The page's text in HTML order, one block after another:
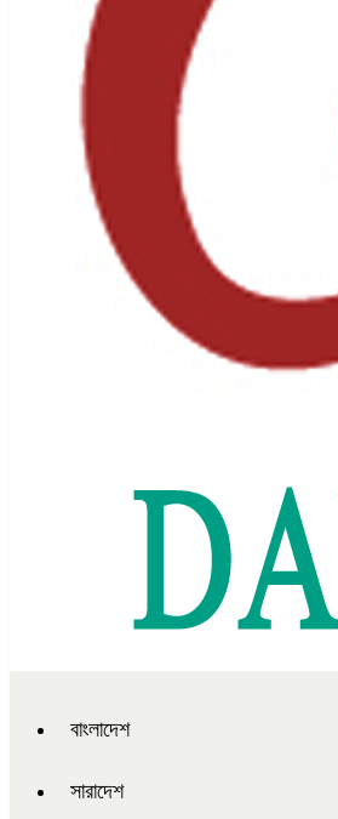
বাংলাদেশ
সারাদেশ